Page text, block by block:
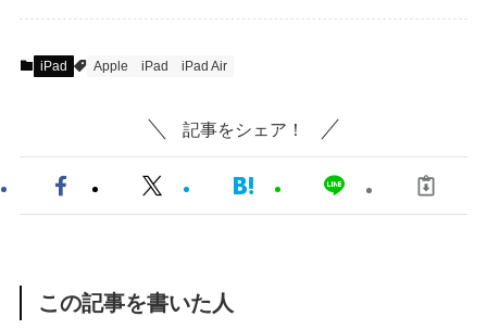
iPad Apple iPad iPad Air
記事をシェア！
この記事を書いた人